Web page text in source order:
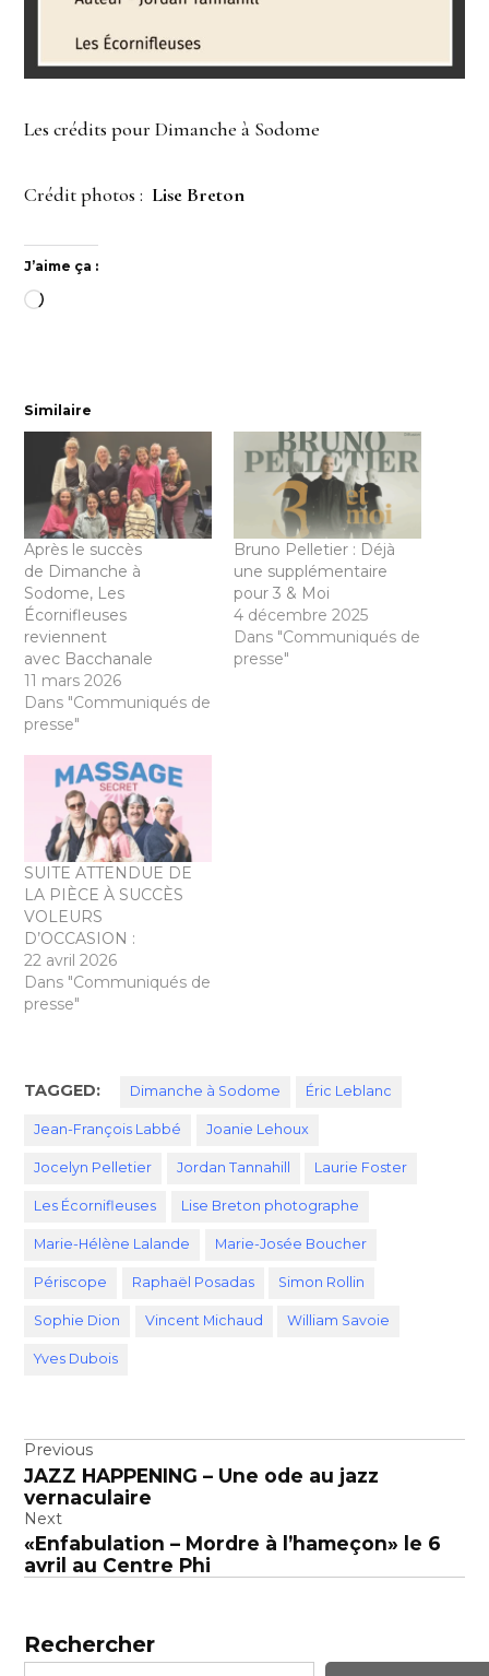
Les crédits pour Dimanche à Sodome
Crédit photos : Lise Breton
J’aime ça :
Chargement…
Similaire
Après le succès
de Dimanche à
Sodome, Les
Écornifleuses
reviennent
avec Bacchanale
11 mars 2026
Dans "Communiqués de
presse"
Bruno Pelletier : Déjà
une supplémentaire
pour 3 & Moi
4 décembre 2025
Dans "Communiqués de
presse"
SUITE ATTENDUE DE
LA PIÈCE À SUCCÈS ​​​​​​​
VOLEURS
D’OCCASION :
22 avril 2026
Dans "Communiqués de
presse"
TAGGED: Dimanche à Sodome Éric Leblanc
Jean-François Labbé Joanie Lehoux
Jocelyn Pelletier Jordan Tannahill Laurie Foster
Les Écornifleuses Lise Breton photographe
Marie-Hélène Lalande Marie-Josée Boucher
Périscope Raphaël Posadas Simon Rollin
Sophie Dion Vincent Michaud William Savoie
Yves Dubois
Navigation
de
l’article
Previous
JAZZ HAPPENING – Une ode au jazz
vernaculaire
Next
«Enfabulation – Mordre à l’hameçon» le 6
avril au Centre Phi
Rechercher